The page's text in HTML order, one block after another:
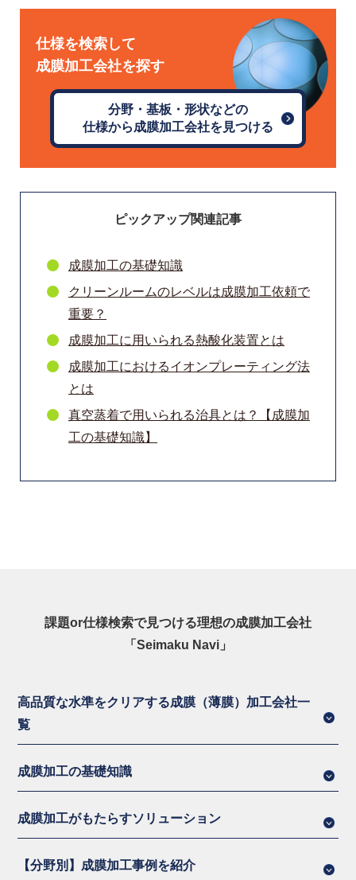
仕様を検索して
成膜加工会社を探す
分野・基板・形状などの
仕様から成膜加工会社を見つける
ピックアップ関連記事
成膜加工の基礎知識
クリーンルームのレベルは成膜加工依頼で
重要？
成膜加工に用いられる熱酸化装置とは
成膜加工におけるイオンプレーティング法
とは
真空蒸着で用いられる治具とは？
【成膜加
工の基礎知識】
課題or仕様検索で見つける理想の成膜加工会社
「Seimaku Navi」
高品質な水準をクリアする成膜（薄膜）加工会社一
覧
成膜加工の基礎知識
成膜加工がもたらすソリューション
【分野別】成膜加工事例を紹介